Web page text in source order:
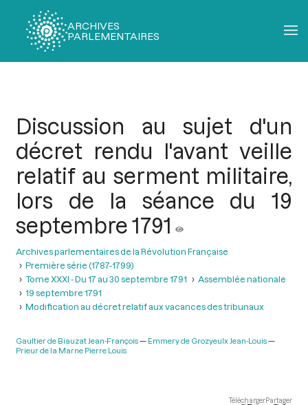
ARCHIVES
PARLEMENTAIRES
Discussion au sujet d'un
décret rendu l'avant veille
relatif au serment militaire,
lors de la séance du 19
septembre 1791
Archives parlementaires de la Révolution Française
Première série (1787-1799)
Tome XXXI - Du 17 au 30 septembre 1791
Assemblée nationale
19 septembre 1791
Modification au décret relatif aux vacances des tribunaux
Gaultier de Biauzat Jean-François
Emmery de Grozyeulx Jean-Louis
Prieur de la Marne Pierre Louis
TéléchargerPartager